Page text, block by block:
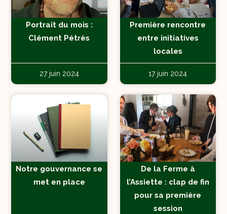
Portrait du mois :
Clément Pétrès
27 juin 2024
Première rencontre
entre initiatives
locales
17 juin 2024
Notre gouvernance se
met en place
De la Ferme à
l’Assiette : clap de fin
pour sa première
session